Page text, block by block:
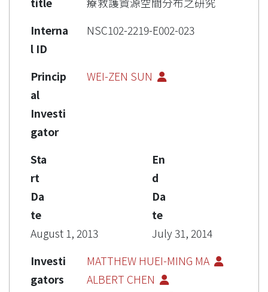
Interna
l ID
NSC102-2219-E002-023
Princip
al
Investi
gator
WEI-ZEN SUN
Sta
rt
Da
te
August 1, 2013
En
d
Da
te
July 31, 2014
Investi
gators
MATTHEW HUEI-MING MA
ALBERT CHEN